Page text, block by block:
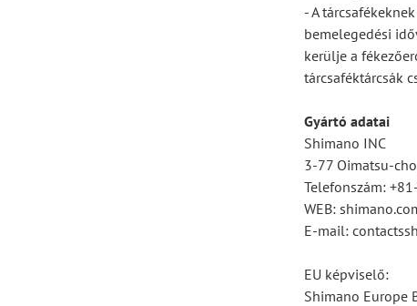
- A
bemelegedési
kerülje a
tárcsaféktárcsák
Gyártó adatai
Shimano INC
3-77 Oimatsu-
Telefonszám:
WEB:
E-mail:
EU képviselő:
Shimano Europe